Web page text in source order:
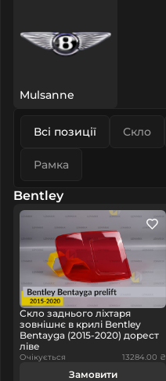
Mulsanne
Всі позиції Скло
Рамка
Bentley
Скло заднього ліхтаря
зовнішнє в крилі Bentley
Bentayga (2015-2020) дорест
ліве
Очікується 13284.00 ₴
Замовити